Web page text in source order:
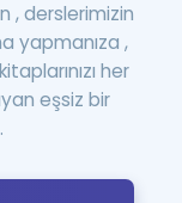
, derslerimizin
yapmanıza ,
her
eşsiz bir